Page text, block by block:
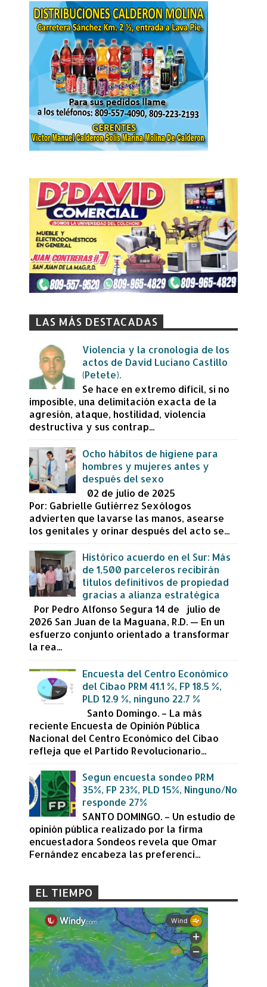
LAS MÁS DESTACADAS
Violencia y la cronología de los
actos de David Luciano Castillo
(Petete).
Se hace en extremo difícil, si no
imposible, una delimitación exacta de la
agresión, ataque, hostilidad, violencia
destructiva y sus contrap...
Ocho hábitos de higiene para
hombres y mujeres antes y
después del sexo
02 de julio de 2025
Por: Gabrielle Gutiérrez Sexólogos
advierten que lavarse las manos, asearse
los genitales y orinar después del acto se...
Histórico acuerdo en el Sur: Más
de 1,500 parceleros recibirán
títulos definitivos de propiedad
gracias a alianza estratégica
Por Pedro Alfonso Segura 14 de julio de
2026 San Juan de la Maguana, R.D. — En un
esfuerzo conjunto orientado a transformar
la rea...
Encuesta del Centro Económico
del Cibao PRM 41.1 %, FP 18.5 %,
PLD 12.9 %, ninguno 22.7 %
Santo Domingo. – La más
reciente Encuesta de Opinión Pública
Nacional del Centro Económico del Cibao
refleja que el Partido Revolucionario...
Segun encuesta sondeo PRM
35%, FP 23%, PLD 15%, Ninguno/No
responde 27%
SANTO DOMINGO. – Un estudio de
opinión pública realizado por la firma
encuestadora Sondeos revela que Omar
Fernández encabeza las preferenci...
EL TIEMPO